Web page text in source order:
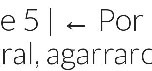
5 | ←